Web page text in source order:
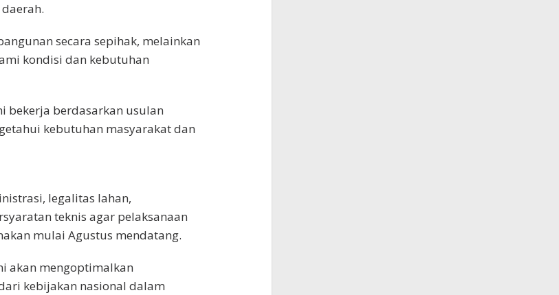
secara sepihak, melainkan
kondisi dan kebutuhan
bekerja berdasarkan usulan
kebutuhan masyarakat dan
legalitas lahan,
teknis agar pelaksanaan
mulai Agustus mendatang.
akan mengoptimalkan
kebijakan nasional dalam